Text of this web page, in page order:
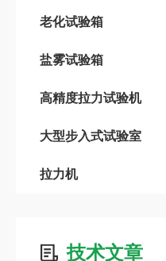
老化试验箱
盐雾试验箱
高精度拉力试验机
大型步入式试验室
拉力机
技术文章